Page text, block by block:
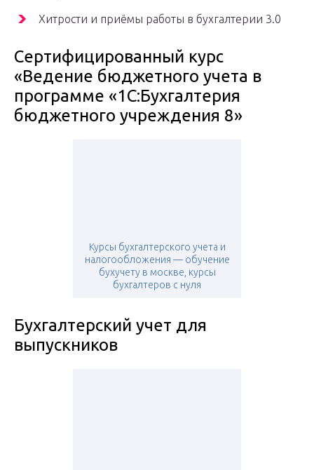
Хитрости и приёмы работы в бухгалтерии 3.0
Сертифицированный курс
«Ведение бюджетного учета в
программе «1С:Бухгалтерия
бюджетного учреждения 8»
Курсы бухгалтерского учета и
налогообложения — обучение
бухучету в москве, курсы
бухгалтеров с нуля
Бухгалтерский учет для
выпускников